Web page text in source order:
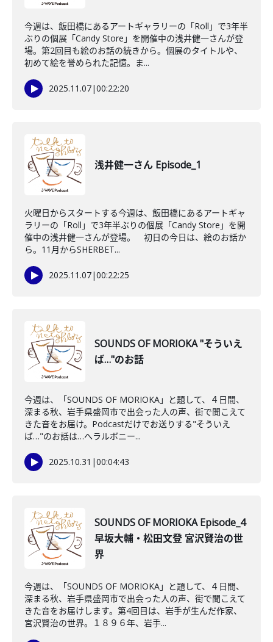
今週は、飯田橋にあるアートギャラリーの「Roll」で3年半
ぶりの個展「Candy Store」を開催中の浅井健一さんが登
場。第2回目も絵のお話の続きから。個展のタイトルや、
初めて絵を誉められた記憶。ま...
2025.11.07|00:22:20
浅井健一さん Episode_1
火曜日からスタートする今週は、飯田橋にあるアートギャ
ラリーの「Roll」で3年半ぶりの個展「Candy Store」を開
催中の浅井健一さんが登場。 初日の今日は、絵のお話か
ら。11月からSHERBET...
2025.11.07|00:22:25
SOUNDS OF MORIOKA "そういえ
ば…"のお話
今週は、「SOUNDS OF MORIOKA」と題して、４日間、
深まる秋、岩手県盛岡市で出会った人の声、街で聞こえて
きた音をお届け。Podcastだけでお送りする"そういえ
ば…"のお話は…へラルボニー...
2025.10.31 |00:04:43
SOUNDS OF MORIOKA Episode_4
早坂大輔・松田文登 宮沢賢治の世
界
今週は、「SOUNDS OF MORIOKA」と題して、４日間、
深まる秋、岩手県盛岡市で出会った人の声、街で聞こえて
きた音をお届けします。第4回目は、岩手が生んだ作家、
宮沢賢治の世界。１８９６年、岩手...